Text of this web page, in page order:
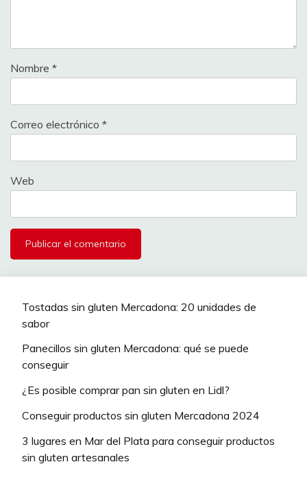
Nombre *
Correo electrónico *
Web
Tostadas sin gluten Mercadona: 20 unidades de
sabor
Panecillos sin gluten Mercadona: qué se puede
conseguir
¿Es posible comprar pan sin gluten en Lidl?
Conseguir productos sin gluten Mercadona 2024
3 lugares en Mar del Plata para conseguir productos
sin gluten artesanales